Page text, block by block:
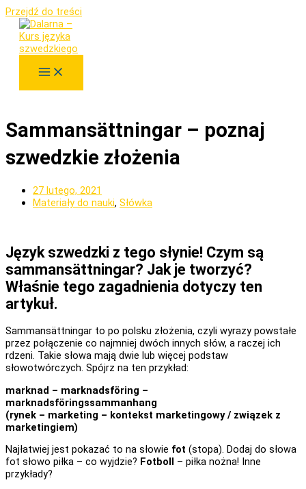
Przejdź do treści
Sammansättningar – poznaj
szwedzkie złożenia
27 lutego, 2021
Materiały do nauki, Słówka
Język szwedzki z tego słynie! Czym są
sammansättningar? Jak je tworzyć?
Właśnie tego zagadnienia dotyczy ten
artykuł.
Sammansättningar to po polsku złożenia, czyli wyrazy powstałe
przez połączenie co najmniej dwóch innych słów, a raczej ich
rdzeni. Takie słowa mają dwie lub więcej podstaw
słowotwórczych. Spójrz na ten przykład:
marknad – marknadsföring –
marknadsföringssammanhang
(rynek – marketing – kontekst marketingowy / związek z
marketingiem)
Najłatwiej jest pokazać to na słowie fot (stopa). Dodaj do słowa
fot słowo piłka – co wyjdzie? Fotboll – piłka nożna! Inne
przykłady?